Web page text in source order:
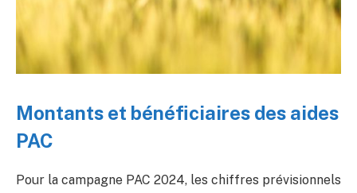
Montants et bénéficiaires des aides
PAC
Pour la campagne PAC 2024, les chiffres prévisionnels